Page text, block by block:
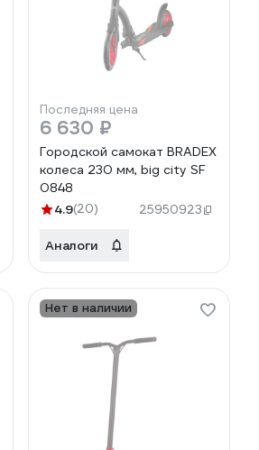
Последняя цена
6 630 ₽
Городской самокат BRADEX
колеса 230 мм, big city SF
0848
4.9(20) 25950923
Аналоги
Нет в наличии